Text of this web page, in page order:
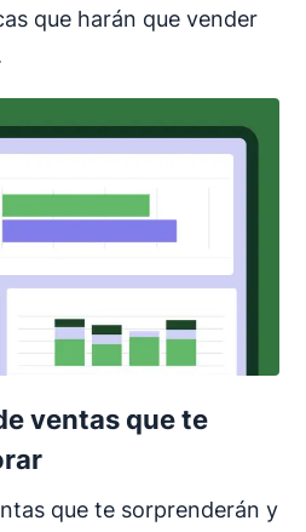
que harán que vender
ventas que te
que te sorprenderán y